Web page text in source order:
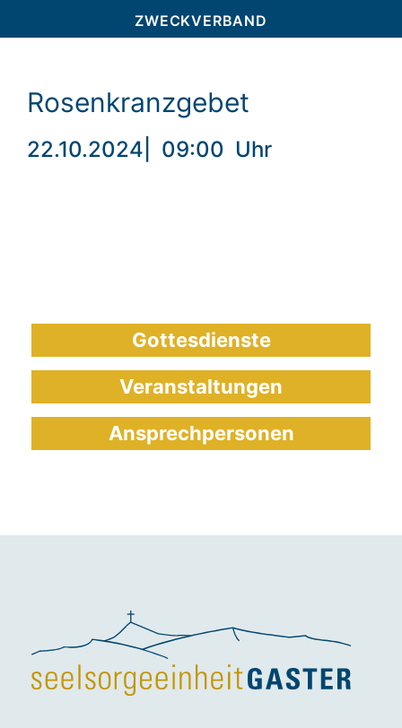
ZWECKVERBAND
Rosenkranzgebet
22.10.2024 09:00 Uhr
Gottesdienste
Veranstaltungen
Ansprechpersonen